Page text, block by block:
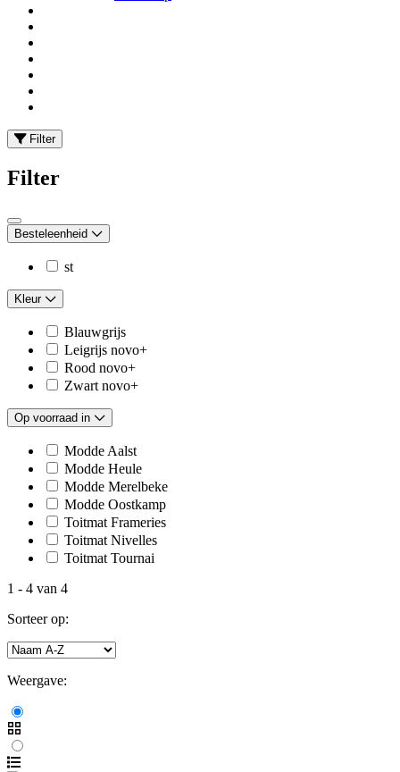
Filter
Filter
Besteleenheid
st
Kleur
Blauwgrijs
Leigrijs novo+
Rood novo+
Zwart novo+
Op voorraad in
Modde Aalst
Modde Heule
Modde Merelbeke
Modde Oostkamp
Toitmat Frameries
Toitmat Nivelles
Toitmat Tournai
1 - 4 van 4
Sorteer op:
Weergave: